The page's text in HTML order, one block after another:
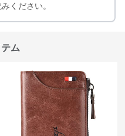
ください。
ム